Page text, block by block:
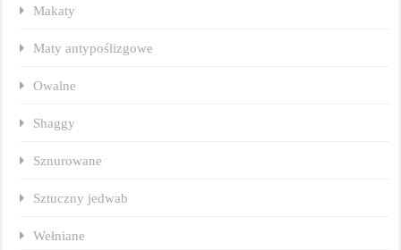
Makaty
Maty antypoślizgowe
Owalne
Shaggy
Sznurowane
Sztuczny jedwab
Wełniane